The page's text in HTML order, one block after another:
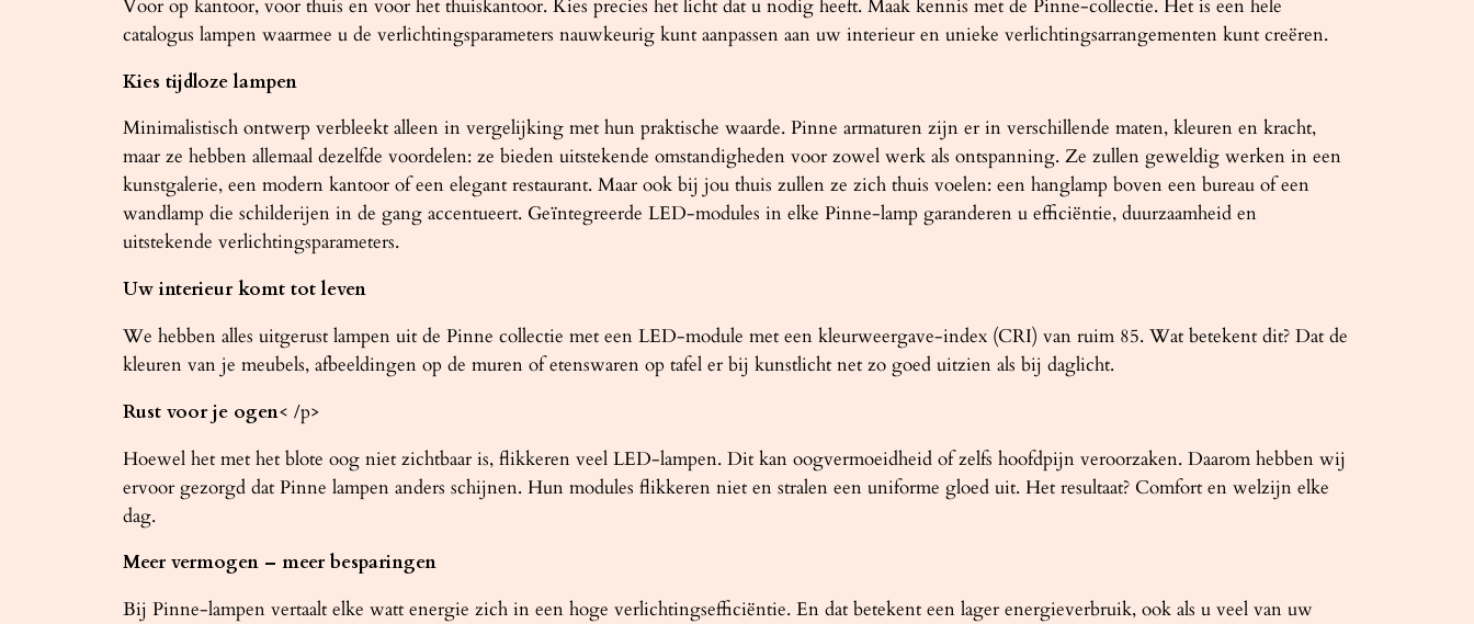
Voor op kantoor, voor thuis en voor het thuiskantoor. Kies precies het licht dat u nodig heeft. Maak kennis met de Pinne-collectie. Het is een hele
catalogus lampen waarmee u de verlichtingsparameters nauwkeurig kunt aanpassen aan uw interieur en unieke verlichtingsarrangementen kunt creëren.
Kies tijdloze lampen
Minimalistisch ontwerp verbleekt alleen in vergelijking met hun praktische waarde. Pinne armaturen zijn er in verschillende maten, kleuren en kracht,
maar ze hebben allemaal dezelfde voordelen: ze bieden uitstekende omstandigheden voor zowel werk als ontspanning. Ze zullen geweldig werken in een
kunstgalerie, een modern kantoor of een elegant restaurant. Maar ook bij jou thuis zullen ze zich thuis voelen: een hanglamp boven een bureau of een
wandlamp die schilderijen in de gang accentueert. Geïntegreerde LED-modules in elke Pinne-lamp garanderen u efficiëntie, duurzaamheid en
uitstekende verlichtingsparameters.
Uw interieur komt tot leven
We hebben alles uitgerust lampen uit de Pinne collectie met een LED-module met een kleurweergave-index (CRI) van ruim 85. Wat betekent dit? Dat de
kleuren van je meubels, afbeeldingen op de muren of etenswaren op tafel er bij kunstlicht net zo goed uitzien als bij daglicht.
Rust voor je ogen< /p>
Hoewel het met het blote oog niet zichtbaar is, flikkeren veel LED-lampen. Dit kan oogvermoeidheid of zelfs hoofdpijn veroorzaken. Daarom hebben wij
ervoor gezorgd dat Pinne lampen anders schijnen. Hun modules flikkeren niet en stralen een uniforme gloed uit. Het resultaat? Comfort en welzijn elke
dag.
Meer vermogen – meer besparingen
Bij Pinne-lampen vertaalt elke watt energie zich in een hoge verlichtingsefficiëntie. En dat betekent een lager energieverbruik, ook als u veel van uw